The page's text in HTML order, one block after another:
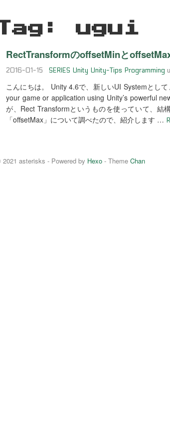
Tag: ugui
RectTransformのoffsetMinと
2016-01-15 SERIES Unity Unity-Tips Programming
こんにちは。 Unity 4.6で、新しいUI Systemとし
your game or application using Unity’s powerful
が、Rect Transformというものを使っていて、結
「offsetMax」について調べたので、紹介します …
asterisks - Powered by Hexo - Theme Chan